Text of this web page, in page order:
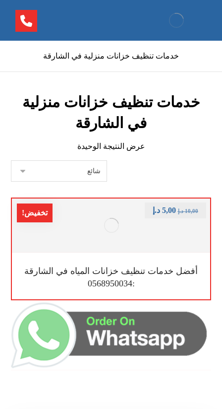
خدمات تنظيف خزانات منزلية في الشارقة
خدمات تنظيف خزانات منزلية
في الشارقة
عرض النتيجة الوحيدة
تخفيض!
أفضل خدمات تنظيف خزانات المياه في الشارقة
:0568950034
10,00 د.إ 5,00 د.إ